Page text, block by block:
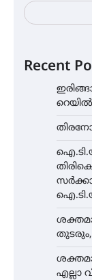
Recent
എല്ലാ